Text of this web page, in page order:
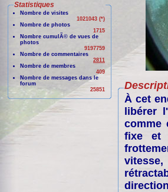
Statistiques
Nombre de visites
1021043 (*)
Nombre de photos
1715
Nombre cumulÃ© de vues de
photos
9197759
Nombre de commentaires
2811
Nombre de membres
409
Nombre de messages dans le
forum
25851
À cet
libérer
comme
fixe et